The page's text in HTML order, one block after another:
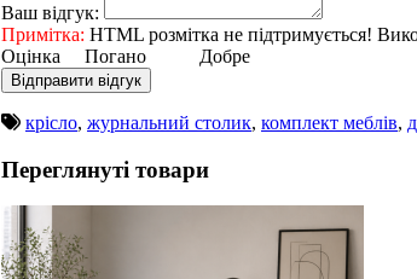
Ваш відгук:
Примітка: HTML розмітка не підтримується!
Оцінка Погано Добре
Відправити відгук
крісло, журнальний столик, комплект меблів,
Переглянуті товари